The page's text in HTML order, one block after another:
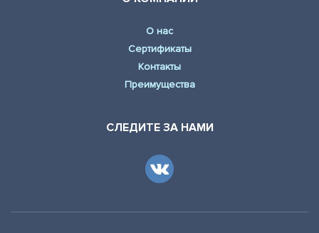
О нас
Сертификаты
Контакты
Преимущества
СЛЕДИТЕ ЗА НАМИ